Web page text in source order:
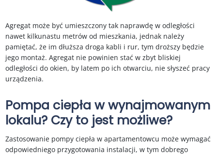
Agregat może być umieszczony tak naprawdę w odległości
nawet kilkunastu metrów od mieszkania, jednak należy
pamiętać, że im dłuższa droga kabli i rur, tym droższy będzie
jego montaż. Agregat nie powinien stać w zbyt bliskiej
odległości do okien, by latem po ich otwarciu, nie słyszeć pracy
urządzenia.
Pompa ciepła w wynajmowanym
lokalu? Czy to jest możliwe?
Zastosowanie pompy ciepła w apartamentowcu może wymagać
odpowiedniego przygotowania instalacji, w tym dobrego